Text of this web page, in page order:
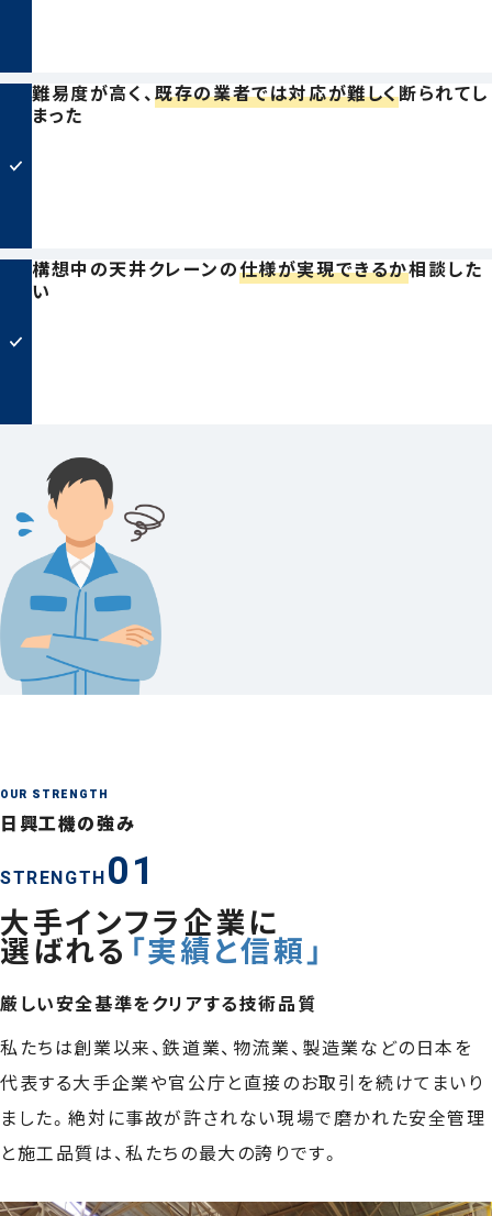
難易度が高く、既存の業者では対応が難しく断られてし
まった
構想中の天井クレーンの仕様が実現できるか相談した
い
OUR STRENGTH
日興工機の強み
STRENGTH01
大手インフラ企業に
選ばれる 「実績と信頼」
厳しい安全基準をクリアする技術品質
私たちは創業以来、鉄道業、物流業、製造業などの日本を
代表する大手企業や官公庁と直接のお取引を続けてまいり
ました。絶対に事故が許されない現場で磨かれた安全管理
と施工品質は、私たちの最大の誇りです。